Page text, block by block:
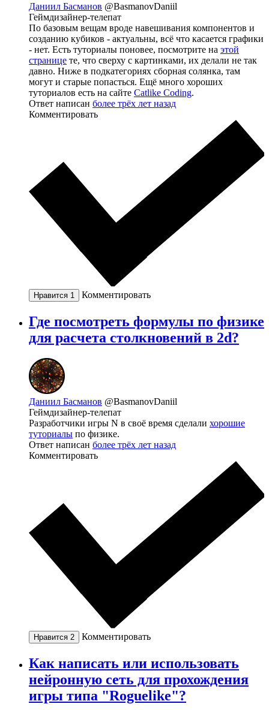
Даниил Басманов @BasmanovDaniil
Геймдизайнер-телепат
По базовым вещам вроде навешивания компонентов и
созданию кубиков - актуальны, всё что касается графики
- нет. Есть туториалы поновее, посмотрите на этой
странице те, что сверху с картинками, их делали не так
давно. Ниже в подкатегориях сборная солянка, там
могут и старые попасться. Ещё много хороших
туториалов есть на сайте Catlike Coding.
Ответ написан более трёх лет назад
Комментировать
Нравится 1 Комментировать
Где посмотреть формулы по физике
для расчета столкновений в 2d?
Даниил Басманов @BasmanovDaniil
Геймдизайнер-телепат
Разработчики игры N в своё время сделали хорошие
туториалы по физике.
Ответ написан более трёх лет назад
Комментировать
Нравится 2 Комментировать
Как написать или использовать
нейронную сеть для прохождения
игры типа "Roguelike"?